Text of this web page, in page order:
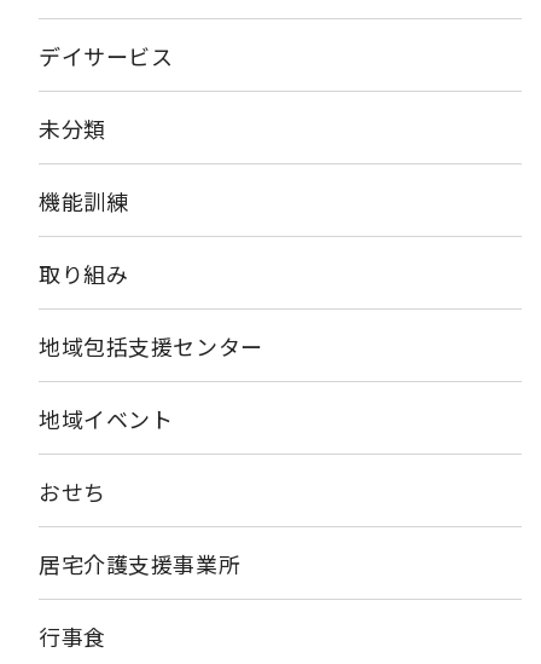
デイサービス
未分類
機能訓練
取り組み
地域包括支援センター
地域イベント
おせち
居宅介護支援事業所
行事食